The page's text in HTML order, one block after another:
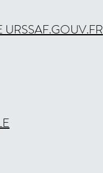
URSSAF.GOUV.FR